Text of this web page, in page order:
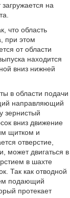
на
что область
при этом
от области
находится
вниз нижней
в области подачи
направляющий
зернистый
вниз движение
щитком и
отверстие,
может двигаться в
в шахте
Так как отводной
подающий
протекает